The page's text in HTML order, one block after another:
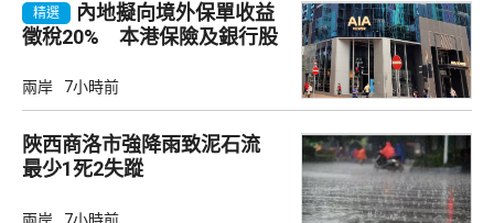
精選
內地擬向境外保單收益
徵稅20% 本港保險及銀行股
兩岸 7小時前
陜西商洛市強降雨致泥石流
最少1死2失蹤
兩岸 7小時前